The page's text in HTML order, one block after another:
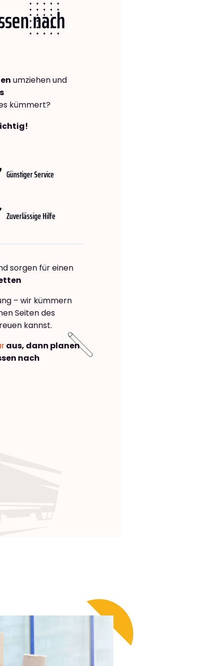
nach
umziehen und
kümmert?
Günstiger Service
Zuverlässige Hilfe
sorgen für einen
– wir kümmern
Seiten des
kannst.
aus, dann planen
nach